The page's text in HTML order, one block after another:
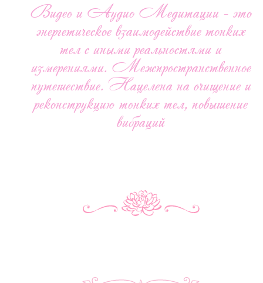
Видео и Аудио Медитации - это
энергетическое взаимодействие тонких
тел с иными реальностями и
измерениями. Межпространственное
путешествие. Нацелена на очищение и
реконструкцию тонких тел, повышение
вибраций